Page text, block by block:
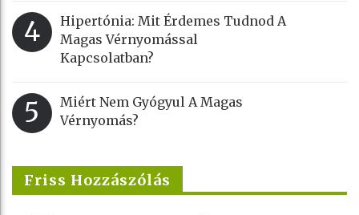
4
Hipertónia: Mit Érdemes Tudnod A
Magas Vérnyomással
Kapcsolatban?
5
Miért Nem Gyógyul A Magas
Vérnyomás?
Friss Hozzászólás